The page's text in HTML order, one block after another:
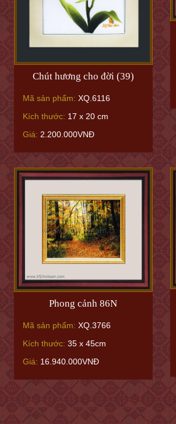
Chút hương cho đời (39)
Mã sản phẩm: XQ.6116
Kích thước: 17 x 20 cm
Giá: 2.200.000VNĐ
Phong cảnh 86N
Mã sản phẩm: XQ.3766
Kích thước: 35 x 45cm
Giá: 16.940.000VNĐ